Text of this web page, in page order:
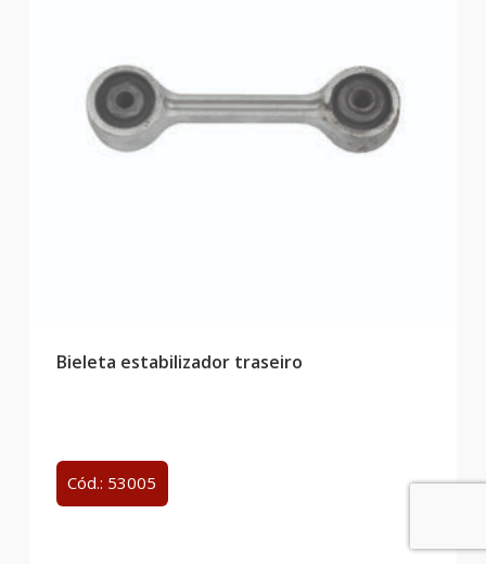
Bieleta estabilizador traseiro
Cód.: 53005